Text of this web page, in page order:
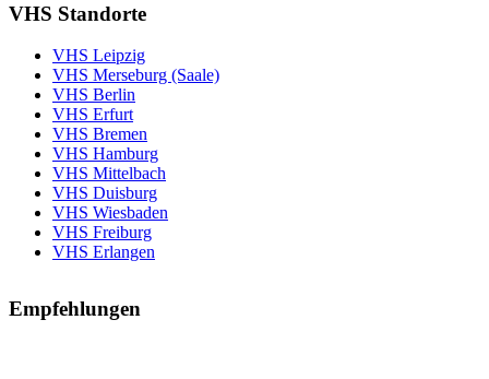
VHS Standorte
VHS Leipzig
VHS Merseburg (Saale)
VHS Berlin
VHS Erfurt
VHS Bremen
VHS Hamburg
VHS Mittelbach
VHS Duisburg
VHS Wiesbaden
VHS Freiburg
VHS Erlangen
Empfehlungen